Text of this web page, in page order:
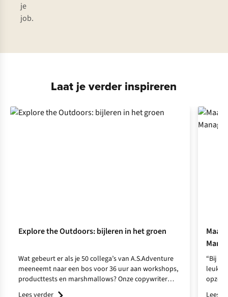
je
job.
Laat je verder inspireren
Explore the Outdoors: bijleren in het groen
Wat gebeurt er als je 50 collega’s van A.S.Adventure
meeneemt naar een bos voor 36 uur aan workshops,
producttests en marshmallows? Onze copywriter
Johanna zocht het uit en hield speciaal voor ons haar
Maak
“Bij
leuk